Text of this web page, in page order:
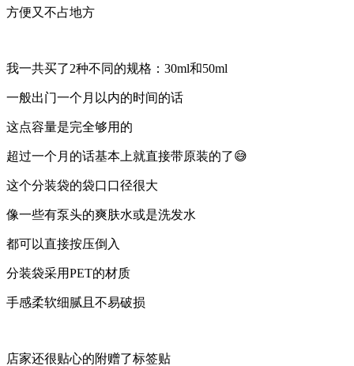
方便又不占地方
我一共买了2种不同的规格：30ml和50ml
一般出门一个月以内的时间的话
这点容量是完全够用的
超过一个月的话基本上就直接带原装的了😅
这个分装袋的袋口口径很大
像一些有泵头的爽肤水或是洗发水
都可以直接按压倒入
分装袋采用PET的材质
手感柔软细腻且不易破损
店家还很贴心的附赠了标签贴